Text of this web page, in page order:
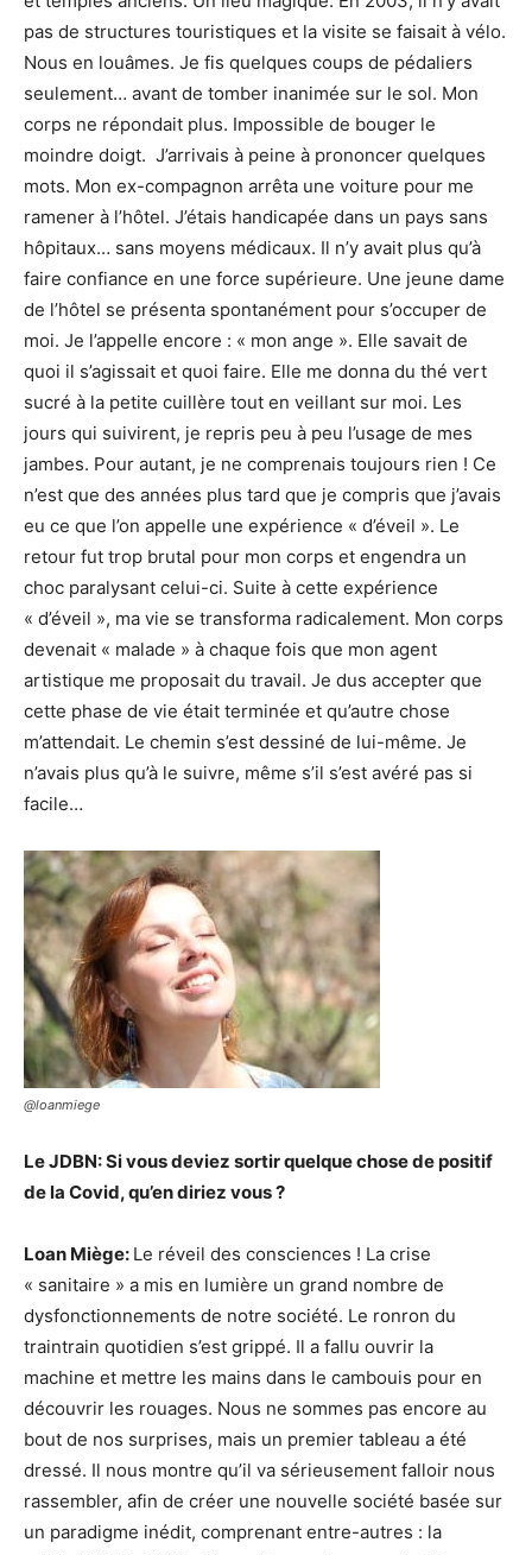
pas de structures touristiques et la visite se faisait à vélo.
Nous en louâmes. Je fis quelques coups de pédaliers
seulement… avant de tomber inanimée sur le sol. Mon
corps ne répondait plus. Impossible de bouger le
moindre doigt. J’arrivais à peine à prononcer quelques
mots. Mon ex-compagnon arrêta une voiture pour me
ramener à l’hôtel. J’étais handicapée dans un pays sans
hôpitaux… sans moyens médicaux. Il n’y avait plus qu’à
faire confiance en une force supérieure. Une jeune dame
de l’hôtel se présenta spontanément pour s’occuper de
moi. Je l’appelle encore : « mon ange ». Elle savait de
quoi il s’agissait et quoi faire. Elle me donna du thé vert
sucré à la petite cuillère tout en veillant sur moi. Les
jours qui suivirent, je repris peu à peu l’usage de mes
jambes. Pour autant, je ne comprenais toujours rien ! Ce
n’est que des années plus tard que je compris que j’avais
eu ce que l’on appelle une expérience « d’éveil ». Le
retour fut trop brutal pour mon corps et engendra un
choc paralysant celui-ci. Suite à cette expérience
« d’éveil », ma vie se transforma radicalement. Mon corps
devenait « malade » à chaque fois que mon agent
artistique me proposait du travail. Je dus accepter que
cette phase de vie était terminée et qu’autre chose
m’attendait. Le chemin s’est dessiné de lui-même. Je
n’avais plus qu’à le suivre, même s’il s’est avéré pas si
facile…
@loanmiege
Le JDBN: Si vous deviez sortir quelque chose de positif
de la Covid, qu’en diriez vous ?
Loan Miège: Le réveil des consciences ! La crise
« sanitaire » a mis en lumière un grand nombre de
dysfonctionnements de notre société. Le ronron du
traintrain quotidien s’est grippé. Il a fallu ouvrir la
machine et mettre les mains dans le cambouis pour en
découvrir les rouages. Nous ne sommes pas encore au
bout de nos surprises, mais un premier tableau a été
dressé. Il nous montre qu’il va sérieusement falloir nous
rassembler, afin de créer une nouvelle société basée sur
un paradigme inédit, comprenant entre-autres : la